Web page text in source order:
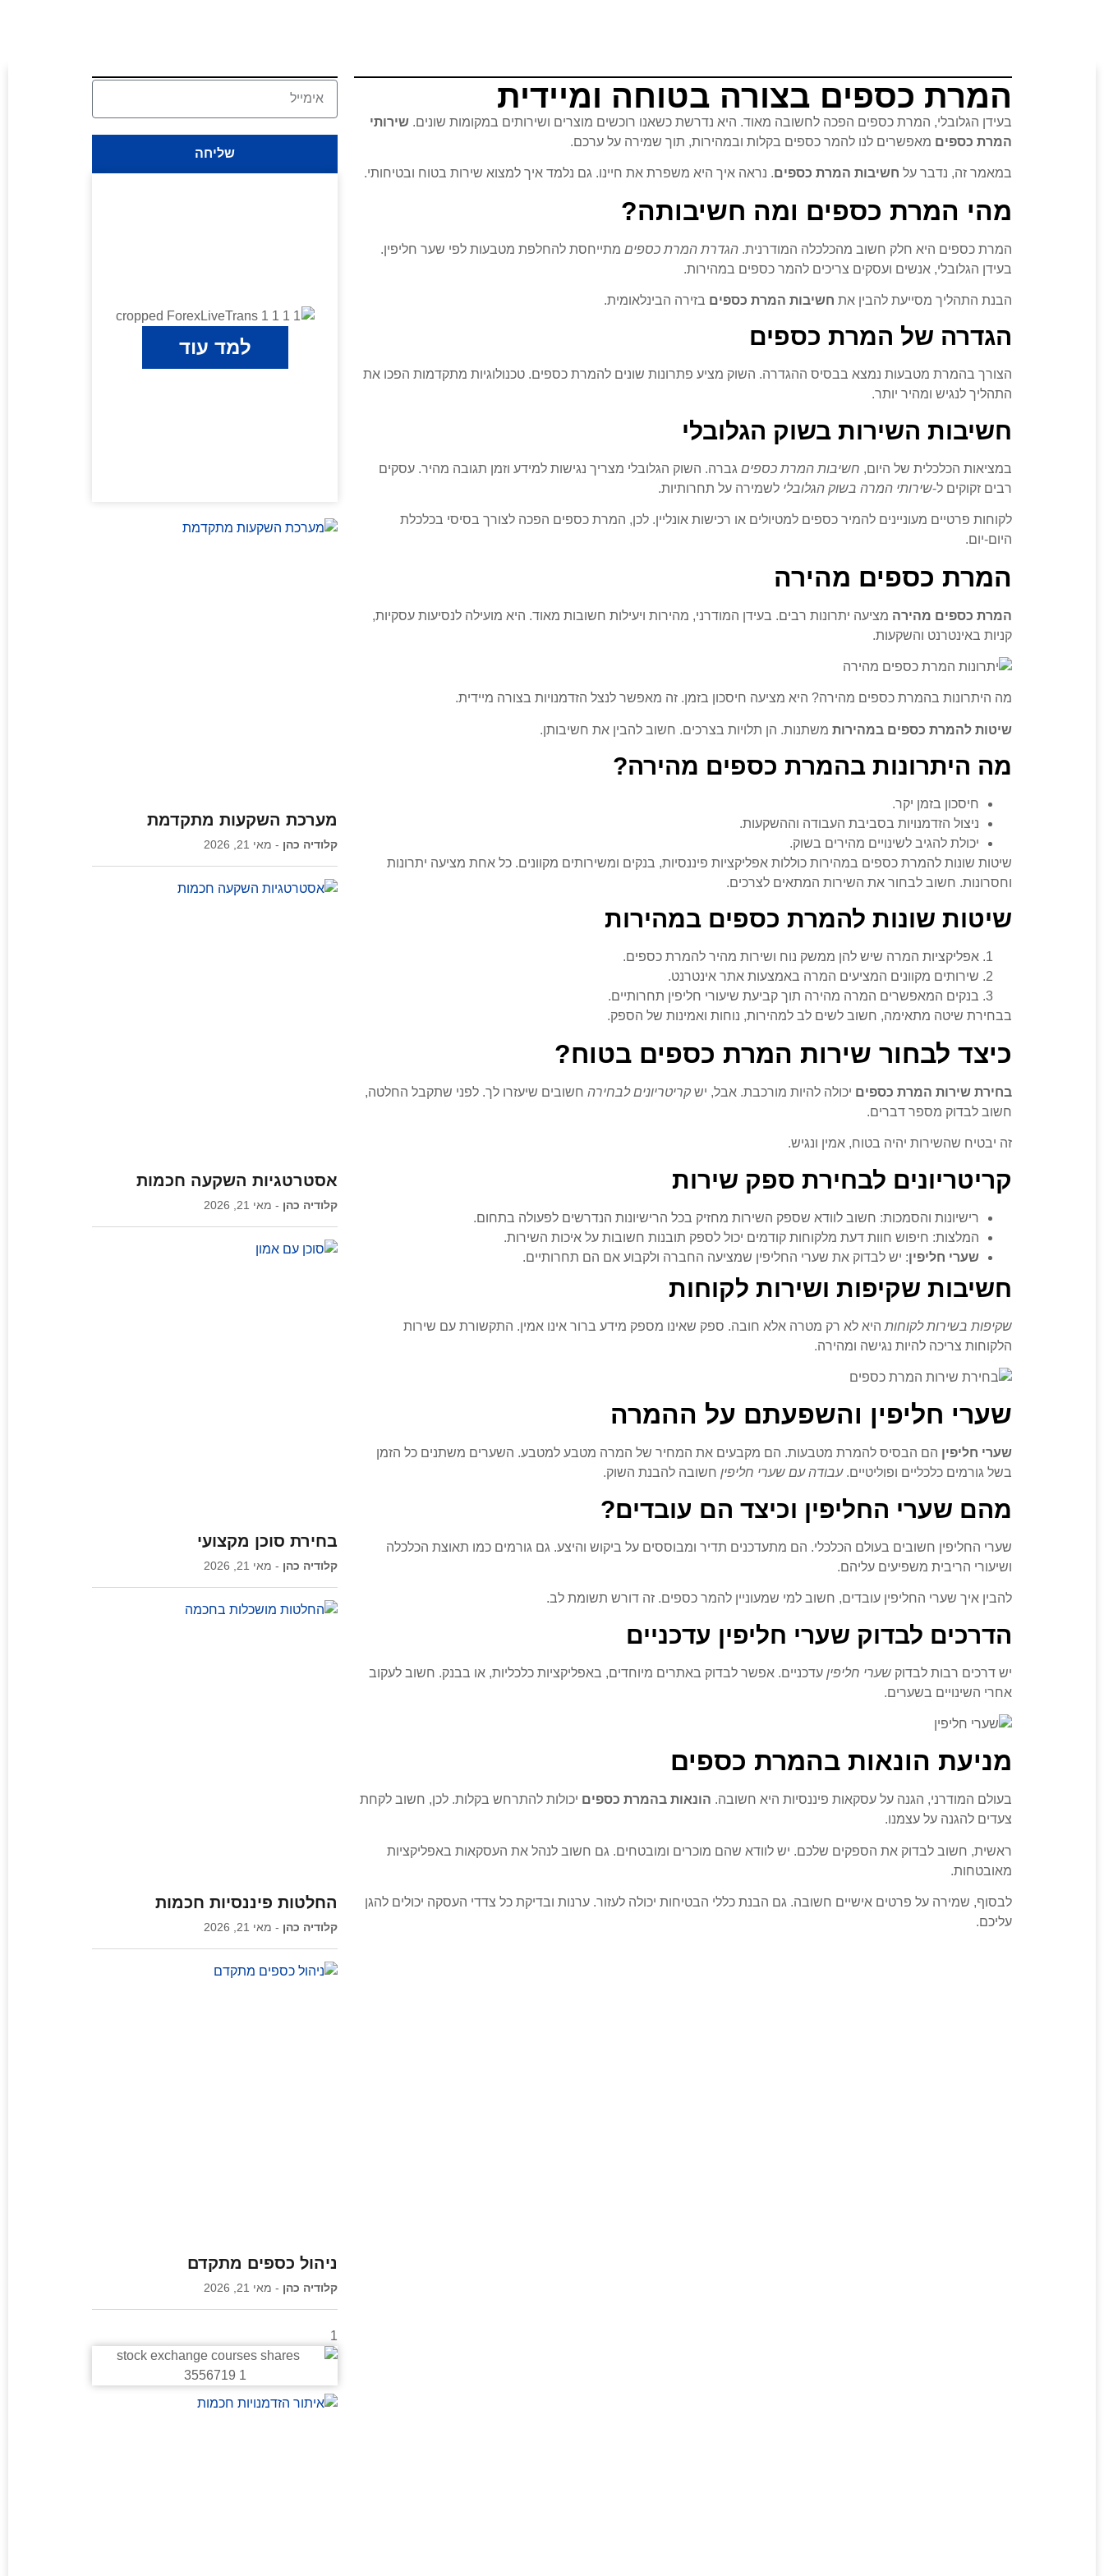
שליחה
למד עוד
מערכת השקעות מתקדמת
קלודיה כהן מאי 21, 2026
אסטרטגיות השקעה חכמות
קלודיה כהן מאי 21, 2026
בחירת סוכן מקצועי
קלודיה כהן מאי 21, 2026
החלטות פיננסיות חכמות
קלודיה כהן מאי 21, 2026
ניהול כספים מתקדם
קלודיה כהן מאי 21, 2026
המרת כספים בצורה בטוחה ומיידית
בעידן הגלובלי, המרת כספים הפכה לחשובה מאוד. היא נדרשת כשאנו רוכשים מוצרים ושירותים במקומות שונים.שירותי
המרת כספים מאפשרים לנו להמר כספים בקלות ובמהירות, תוך שמירה על ערכם.
במאמר זה, נדבר על חשיבות המרת כספים. נראה איך היא משפרת את חיינו. גם נלמד איך למצוא שירות בטוח ובטיחותי.
מהי המרת כספים ומה חשיבותה?
המרת כספים היא חלק חשוב מהכלכלה המודרנית.הגדרת המרת כספים מתייחסת להחלפת מטבעות לפי שער חליפין.
בעידן הגלובלי, אנשים ועסקים צריכים להמר כספים במהירות.
הבנת התהליך מסייעת להבין את חשיבות המרת כספים בזירה הבינלאומית.
הגדרה של המרת כספים
הצורך בהמרת מטבעות נמצא בבסיס ההגדרה. השוק מציע פתרונות שונים להמרת כספים. טכנולוגיות מתקדמות הפכו את
התהליך לנגיש ומהיר יותר.
חשיבות השירות בשוק הגלובלי
במציאות הכלכלית של היום, חשיבות המרת כספים גברה. השוק הגלובלי מצריך נגישות למידע וזמן תגובה מהיר. עסקים
רבים זקוקים ל-שירותי המרה בשוק הגלובלי לשמירה על תחרותיות.
לקוחות פרטיים מעוניינים להמיר כספים למטיולים או רכישות אונליין. לכן, המרת כספים הפכה לצורך בסיסי בכלכלת
היום-יום.
המרת כספים מהירה
המרת כספים מהירה מציעה יתרונות רבים. בעידן המודרני, מהירות ויעילות חשובות מאוד. היא מועילה לנסיעות עסקיות,
קניות באינטרנט והשקעות.
מה היתרונות בהמרת כספים מהירה? היא מציעה חיסכון בזמן. זה מאפשר לנצל הזדמנויות בצורה מיידית.
שיטות להמרת כספים במהירות משתנות. הן תלויות בצרכים. חשוב להבין את חשיבותן.
מה היתרונות בהמרת כספים מהירה?
חיסכון בזמן יקר.
ניצול הזדמנויות בסביבת העבודה וההשקעות.
יכולת להגיב לשינויים מהירים בשוק.
שיטות שונות להמרת כספים במהירות כוללות אפליקציות פיננסיות, בנקים ומשירותים מקוונים. כל אחת מציעה יתרונות
וחסרונות. חשוב לבחור את השירות המתאים לצרכים.
שיטות שונות להמרת כספים במהירות
אפליקציות המרה שיש להן ממשק נוח ושירות מהיר להמרת כספים.
שירותים מקוונים המציעים המרה באמצעות אתר אינטרנט.
בנקים המאפשרים המרה מהירה תוך קביעת שיעורי חליפין תחרותיים.
בבחירת שיטה מתאימה, חשוב לשים לב למהירות, נוחות ואמינות של הספק.
כיצד לבחור שירות המרת כספים בטוח?
בחירת שירות המרת כספים יכולה להיות מורכבת. אבל, ישקריטריונים לבחירה חשובים שיעזרו לך. לפני שתקבל החלטה,
חשוב לבדוק מספר דברים.
זה יבטיח שהשירות יהיה בטוח, אמין ונגיש.
קריטריונים לבחירת ספק שירות
רישיונות והסמכות: חשוב לוודא שספק השירות מחזיק בכל הרישיונות הנדרשים לפעולה בתחום.
המלצות: חיפוש חוות דעת מלקוחות קודמים יכול לספק תובנות חשובות על איכות השירות.
שערי חליפין: יש לבדוק את שערי החליפין שמציעה החברה ולקבוע אם הם תחרותיים.
חשיבות שקיפות ושירות לקוחות
שקיפות בשירות לקוחות היא לא רק מטרה אלא חובה. ספק שאינו מספק מידע ברור אינו אמין. התקשורת עם שירות
הלקוחות צריכה להיות נגישה ומהירה.
שערי חליפין והשפעתם על ההמרה
שערי חליפין הם הבסיס להמרת מטבעות. הם מקבעים את המחיר של המרה מטבע למטבע. השערים משתנים כל הזמן
בשל גורמים כלכליים ופוליטיים.עבודה עם שערי חליפין חשובה להבנת השוק.
מהם שערי החליפין וכיצד הם עובדים?
שערי החליפין חשובים בעולם הכלכלי. הם מתעדכנים תדיר ומבוססים על ביקוש והיצע. גם גורמים כמו תאוצת הכלכלה
ושיעורי הריבית משפיעים עליהם.
להבין איך שערי החליפין עובדים, חשוב למי שמעוניין להמר כספים. זה דורש תשומת לב.
הדרכים לבדוק שערי חליפין עדכניים
יש דרכים רבות לבדוקשערי חליפין עדכניים. אפשר לבדוק באתרים מיוחדים, באפליקציות כלכליות, או בבנק. חשוב לעקוב
אחרי השינויים בשערים.
מניעת הונאות בהמרת כספים
בעולם המודרני, הגנה על עסקאות פיננסיות היא חשובה. הונאות בהמרת כספים יכולות להתרחש בקלות. לכן, חשוב לקחת
צעדים להגנה על עצמנו.
ראשית, חשוב לבדוק את הספקים שלכם. יש לוודא שהם מוכרים ומובטחים. גם חשוב לנהל את העסקאות באפליקציות
מאובטחות.
לבסוף, שמירה על פרטים אישיים חשובה. גם הבנת כללי הבטיחות יכולה לעזור. ערנות ובדיקת כל צדדי העסקה יכולים להגן
עליכם.